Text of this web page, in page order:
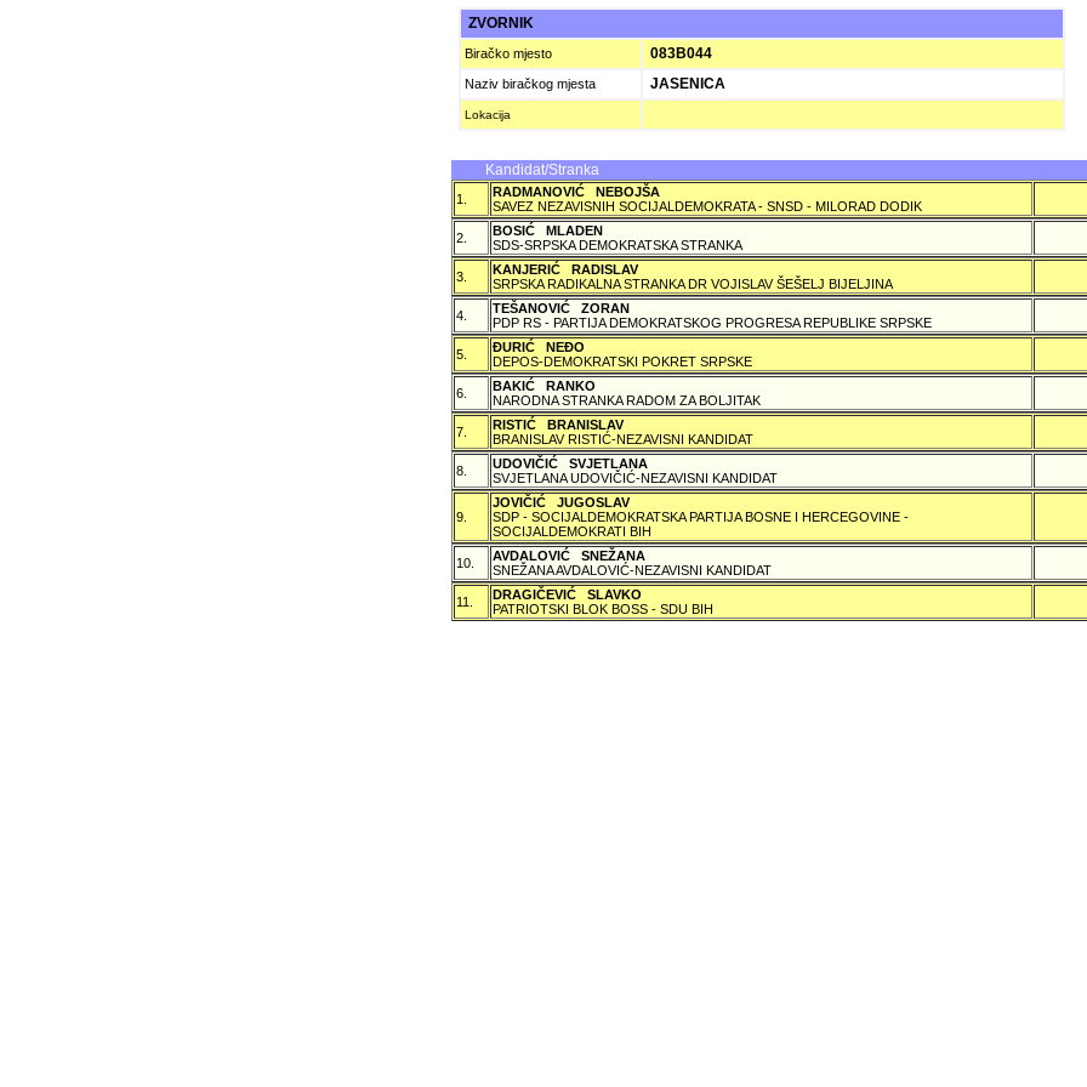
ZVORNIK
Biračko mjesto 083B044
Naziv biračkog mjesta JASENICA
Lokacija
Kandidat/Stranka
1.
RADMANOVIĆ NEBOJŠA
SAVEZ NEZAVISNIH SOCIJALDEMOKRATA - SNSD - MILORAD DODIK
2.
BOSIĆ MLADEN
SDS-SRPSKA DEMOKRATSKA STRANKA
3.
KANJERIĆ RADISLAV
SRPSKA RADIKALNA STRANKA DR VOJISLAV ŠEŠELJ BIJELJINA
4.
TEŠANOVIĆ ZORAN
PDP RS - PARTIJA DEMOKRATSKOG PROGRESA REPUBLIKE SRPSKE
5.
ÐURIĆ NEÐO
DEPOS-DEMOKRATSKI POKRET SRPSKE
6.
BAKIĆ RANKO
NARODNA STRANKA RADOM ZA BOLJITAK
7.
RISTIĆ BRANISLAV
BRANISLAV RISTIĆ-NEZAVISNI KANDIDAT
8.
UDOVIČIĆ SVJETLANA
SVJETLANA UDOVIČIĆ-NEZAVISNI KANDIDAT
9.
JOVIČIĆ JUGOSLAV
SDP - SOCIJALDEMOKRATSKA PARTIJA BOSNE I HERCEGOVINE -
SOCIJALDEMOKRATI BIH
10.
AVDALOVIĆ SNEŽANA
SNEŽANA AVDALOVIĆ-NEZAVISNI KANDIDAT
11.
DRAGIČEVIĆ SLAVKO
PATRIOTSKI BLOK BOSS - SDU BIH